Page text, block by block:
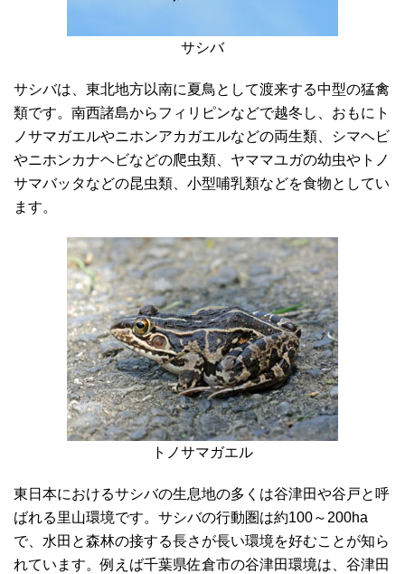
サシバ
サシバは、東北地方以南に夏鳥として渡来する中型の猛禽
類です。南西諸島からフィリピンなどで越冬し、おもにト
ノサマガエルやニホンアカガエルなどの両生類、シマヘビ
やニホンカナヘビなどの爬虫類、ヤママユガの幼虫やトノ
サマバッタなどの昆虫類、小型哺乳類などを食物としてい
ます。
トノサマガエル
東日本におけるサシバの生息地の多くは谷津田や谷戸と呼
ばれる里山環境です。サシバの行動圏は約100～200ha
で、水田と森林の接する長さが長い環境を好むことが知ら
れています。例えば千葉県佐倉市の谷津田環境は、谷津田